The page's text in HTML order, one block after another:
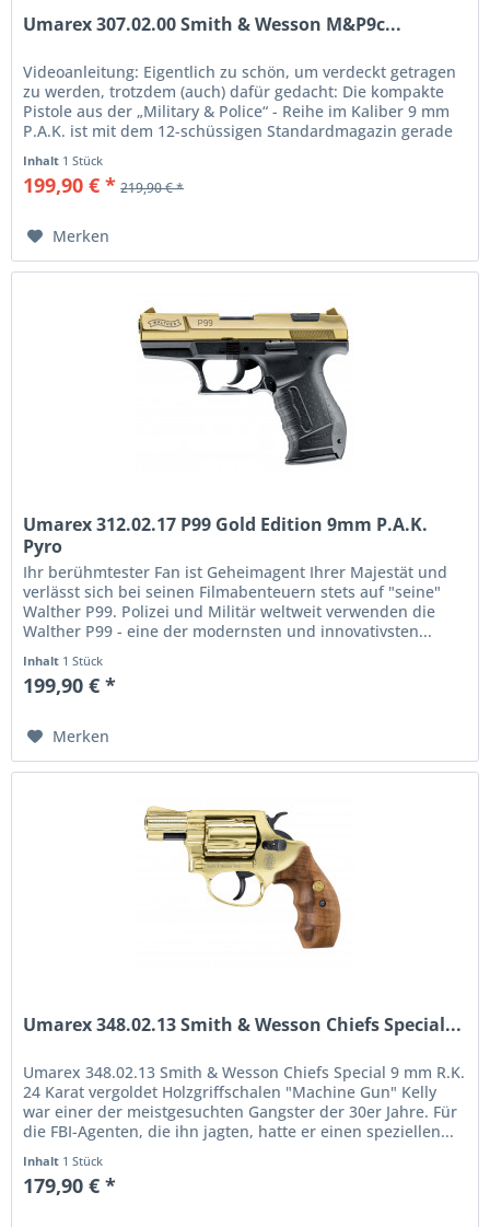
Umarex 307.02.00 Smith & Wesson M&P9c...
Videoanleitung: Eigentlich zu schön, um verdeckt getragen
zu werden, trotzdem (auch) dafür gedacht: Die kompakte
Pistole aus der „Military & Police“ - Reihe im Kaliber 9 mm
P.A.K. ist mit dem 12-­schüssigen Standardmagazin gerade
Inhalt 1 Stück
199,90 € * 219,90 € *
Merken
Umarex 312.02.17 P99 Gold Edition 9mm P.A.K.
Pyro
Ihr berühmtester Fan ist Geheimagent Ihrer Majestät und
verlässt sich bei seinen Filmabenteuern stets auf "seine"
Walther P99. Polizei und Militär weltweit verwenden die
Walther P99 - eine der modernsten und innovativsten...
Inhalt 1 Stück
199,90 € *
Merken
Umarex 348.02.13 Smith & Wesson Chiefs Special...
Umarex 348.02.13 Smith & Wesson Chiefs Special 9 mm R.K.
24 Karat vergoldet Holzgriffschalen "Machine Gun" Kelly
war einer der meistgesuchten Gangster der 30er Jahre. Für
die FBI-Agenten, die ihn jagten, hatte er einen speziellen...
Inhalt 1 Stück
179,90 € *